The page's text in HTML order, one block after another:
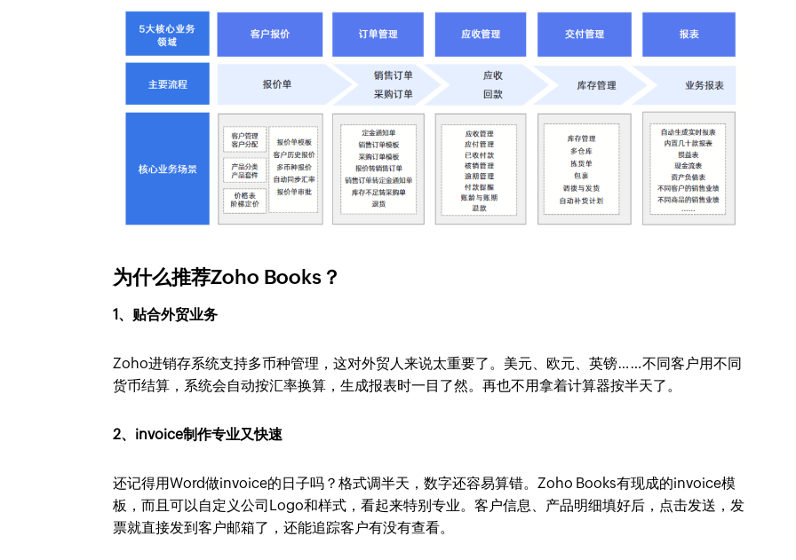
为什么推荐Zoho Books？
1、贴合外贸业务
Zoho进销存系统支持多币种管理，这对外贸人来说太重要了。美元、欧元、英镑……不同客户用不同
货币结算，系统会自动按汇率换算，生成报表时一目了然。再也不用拿着计算器按半天了。
2、invoice制作专业又快速
还记得用Word做invoice的日子吗？格式调半天，数字还容易算错。Zoho Books有现成的invoice模
板，而且可以自定义公司Logo和样式，看起来特别专业。客户信息、产品明细填好后，点击发送，发
票就直接发到客户邮箱了，还能追踪客户有没有查看。